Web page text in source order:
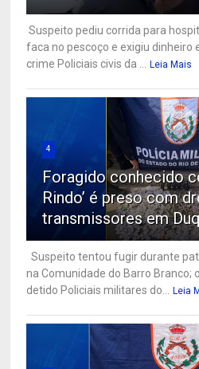
Suspeito pediu corrida para
faca no pescoço e exigiu dinheiro
crime Policiais civis da ...
Leia Mais
4
Foragido conhecido
Rindo’ é preso com
transmissores em
Suspeito tentou fugir durante
na Comunidade do Barro
detido Policiais militares do...
Leia